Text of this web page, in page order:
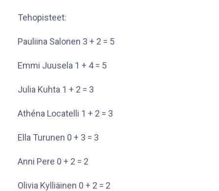
Tehopisteet:
Pauliina Salonen 3 + 2 = 5
Emmi Juusela 1 + 4 = 5
Julia Kuhta 1 + 2 = 3
Athéna Locatelli 1 + 2 = 3
Ella Turunen 0 + 3 = 3
Anni Pere 0 + 2 = 2
Olivia Kylliäinen 0 + 2 = 2